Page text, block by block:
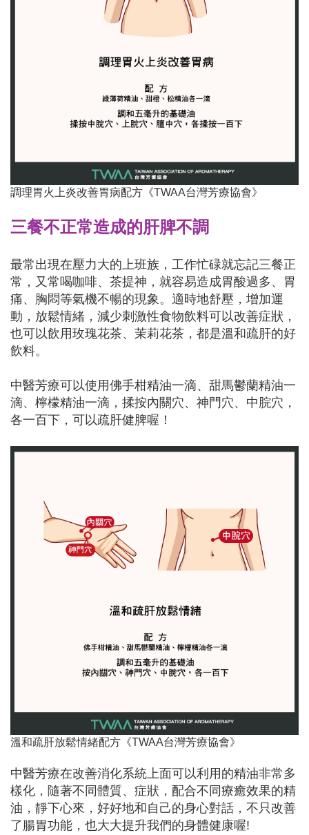
調理胃火上炎改善胃病配方 《TWAA台灣芳療協會》
三餐不正常造成的肝脾不調
最常出現在壓力大的上班族，工作忙碌就忘記三餐正
常，又常喝咖啡、茶提神，就容易造成胃酸過多、胃
痛、胸悶等氣機不暢的現象。適時地舒壓，增加運
動，放鬆情緒，減少刺激性食物飲料可以改善症狀，
也可以飲用玫瑰花茶、茉莉花茶，都是溫和疏肝的好
飲料。
中醫芳療可以使用佛手柑精油一滴、甜馬鬱蘭精油一
滴、檸檬精油一滴，揉按內關穴、神門穴、中脘穴，
各一百下，可以疏肝健脾喔！
溫和疏肝放鬆情緒配方 《TWAA台灣芳療協會》
中醫芳療在改善消化系統上面可以利用的精油非常多
樣化，隨著不同體質、症狀，配合不同療癒效果的精
油，靜下心來，好好地和自己的身心對話，不只改善
了腸胃功能，也大大提升我們的身體健康喔!